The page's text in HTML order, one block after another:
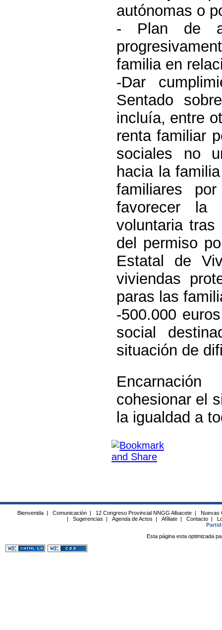
autónomas o
- Plan de
familia en
-Dar
Sentado
incluía, entre
renta familiar
sociales no
hacia la
familiares
favorecer la
voluntaria
del permiso
Estatal de
viviendas
paras las
-500.000
social
situación de
cohesionar el
la igualdad a
Bienvenida | Comunicación | 12 Congreso Provincial NNGG Albacete |
Nuevas
|
Sugerencias | Agenda de Actos | Afíliate | Contacto |
Esta página esta optimizada